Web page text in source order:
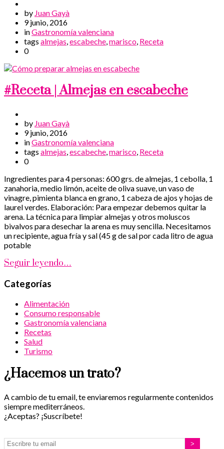
by Juan Gayà
9 junio, 2016
inGastronomía valenciana
tags almejas escabeche marisco Receta
0
#Receta | Almejas en escabeche
by Juan Gayà
9 junio, 2016
inGastronomía valenciana
tags almejas,escabeche,marisco, Receta
0
Ingredientes para 4 personas: 600 grs. de almejas, 1 cebolla, 1
zanahoria, medio limón, aceite de oliva suave, un vaso de
vinagre, pimienta blanca en grano, 1 cabeza de ajos y hojas de
laurel verdes. Elaboración: Para empezar debemos quitar la
arena. La técnica para limpiar almejas y otros moluscos
bivalvos para desechar la arena es muy sencilla. Necesitamos
un recipiente, agua fría y sal (45 g de sal por cada litro de agua
potable
Seguir leyendo…
Categorías
Alimentación
Consumo responsable
Gastronomía valenciana
Recetas
Salud
Turismo
¿Hacemos un trato?
A cambio de tu email, te enviaremos regularmente contenidos
siempre mediterráneos.
¿Aceptas? ¡Suscríbete!